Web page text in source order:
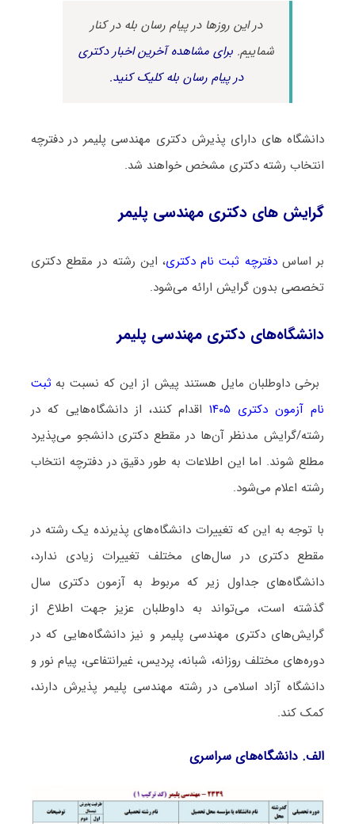
در این روزها در پیام رسان بله در کنار
شماییم.برای مشاهده آخرین اخبار دکتری
در پیام رسان بله کلیک کنید.
دانشگاه های دارای پذیرش دکتری مهندسی ﭘﻠﻴﻤﺮ در دفترچه
انتخاب رشته دکتری مشخص خواهند شد.
گرایش های دکتری مهندسی ﭘﻠﻴﻤﺮ
بر اساسدفترچه ثبت نام دکتری، این رشته در مقطع دکتری
تخصصی بدون گرایش ارائه می‌شود.
دانشگاه‌های دکتری مهندسی ﭘﻠﻴﻤﺮ
برخی داوطلبان مایل هستند پیش از این که نسبت به ثبت
نام آزمون دکتری ۱۴۰۵
اقدام کنند، از دانشگاه‌هایی که در
رشته/گرایش مدنظر آن‌ها در مقطع دکتری دانشجو می‌پذیرد
مطلع شوند. اما این اطلاعات به طور دقیق در دفترچه انتخاب
رشته اعلام می‌شود.
با توجه به این که تغییرات دانشگاه‌های پذیرنده یک رشته در
مقطع دکتری در سال‌های مختلف تغییرات زیادی ندارد،
دانشگاه‌های جداول زیر که مربوط به آزمون دکتری سال
گذشته است، می‌تواند به داوطلبان عزیز جهت اطلاع از
گرایش‌های دکتری مهندسی ﭘﻠﻴﻤﺮ و نیز دانشگاه‌هایی که در
دوره‌های مختلف روزانه، شبانه، پردیس، غیرانتفاعی، پیام نور و
دانشگاه آزاد اﺳﻼمی در رشته مهندسی ﭘﻠﻴﻤﺮ پذیرش دارند،
کمک کند.
الف. دانشگاه‌های سراسری